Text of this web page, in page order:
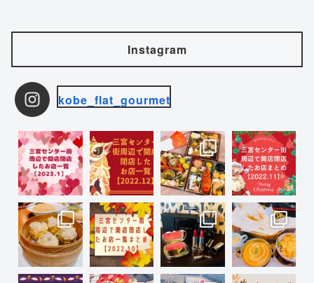
Instagram
kobe_flat_gourmet